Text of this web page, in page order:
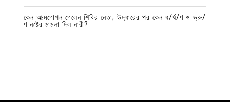
কেন আত্মগোপন গেলেন শিবির নেতা; উদ্ধারের পর কেন ধ/র্ষ/ণ ও ভ্রু/
ণ নষ্টের মামলা দিল নারী?